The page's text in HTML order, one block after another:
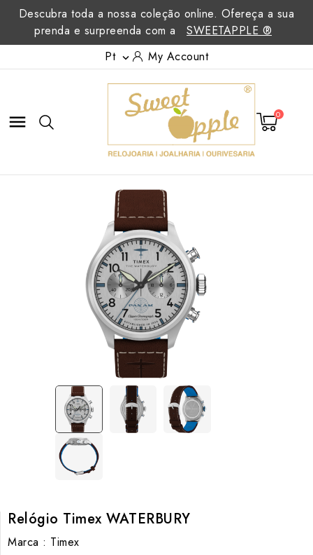
Descubra toda a nossa coleção online. Ofereça a sua
prenda e surpreenda com a
SWEETAPPLE ®
Pt  My Account
 0
Relógio Timex WATERBURY
Marca : Timex